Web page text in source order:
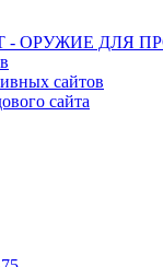
- ОРУЖИЕ
сайтов
сайта